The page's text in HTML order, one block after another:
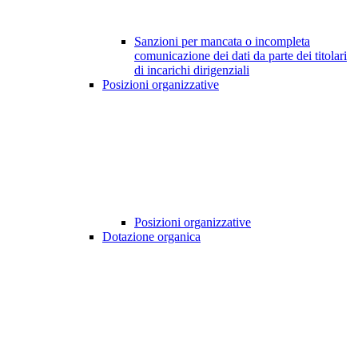
Sanzioni per mancata o incompleta
comunicazione dei dati da parte dei titolari
di incarichi dirigenziali
Posizioni organizzative
Posizioni organizzative
Dotazione organica